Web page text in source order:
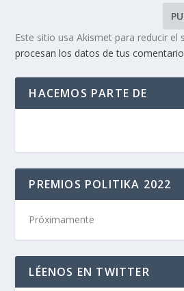
Este sitio usa Akismet para reducir el
procesan los datos de tus
HACEMOS PARTE DE
PREMIOS POLITIKA 2022
Próximamente
LÉENOS EN TWITTER